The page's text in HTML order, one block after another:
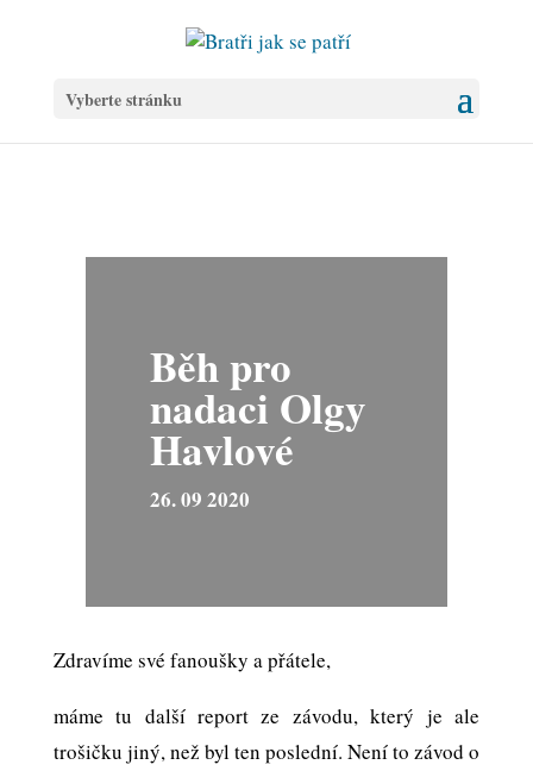
Vyberte stránku
Běh pro
nadaci Olgy
Havlové
26. 09 2020
Zdravíme své fanoušky a přátele,
máme tu další report ze závodu, který je ale
trošičku jiný, než byl ten poslední. Není to závod o